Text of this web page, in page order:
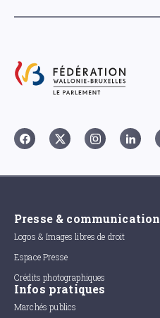
Presse & communication
Logos & Images libres de droit
Espace Presse
Crédits photographiques
Infos pratiques
Marchés publics